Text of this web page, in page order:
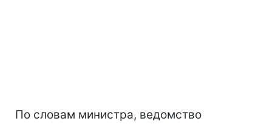
По словам министра, ведомство